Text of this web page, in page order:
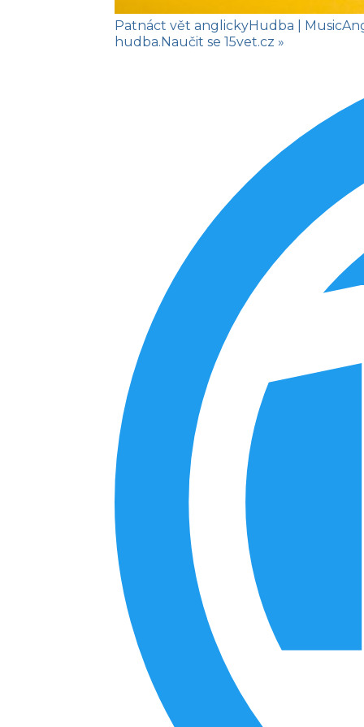
Patnáct vět anglickyHudba | Music
hudba.Naučit se 15vet.cz »